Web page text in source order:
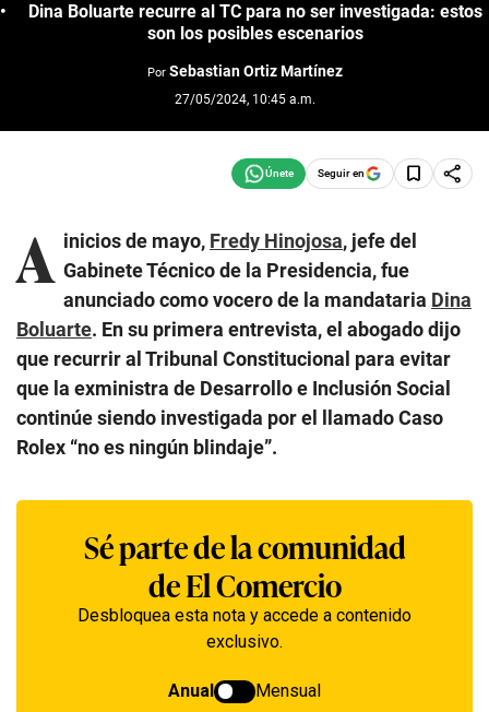
Dina Boluarte recurre al TC para no ser investigada: estos
son los posibles escenarios
Por Sebastian Ortiz Martínez
27/05/2024, 10:45 a.m.
Seguir en
A inicios de mayo, Fredy Hinojosa, jefe del
Gabinete Técnico de la Presidencia, fue
anunciado como vocero de la mandataria Dina
Boluarte. En su primera entrevista, el abogado dijo
que recurrir al Tribunal Constitucional para evitar
que la exministra de Desarrollo e Inclusión Social
continúe siendo investigada por el llamado Caso
Rolex “no es ningún blindaje”.